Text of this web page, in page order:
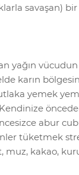
savaşan) bir
yağın
karın
yemek
abur
tüketmek
muz, kakao,